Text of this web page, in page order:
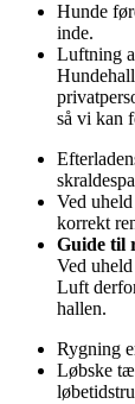
Hunde
inde.
Luftning
så vi kan
Ved
korrekt
Guide til
Ved
Luft
hallen.
Rygning
Løbske